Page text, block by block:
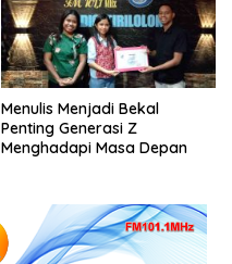
Menulis Menjadi Bekal
Penting Generasi Z
Menghadapi Masa Depan